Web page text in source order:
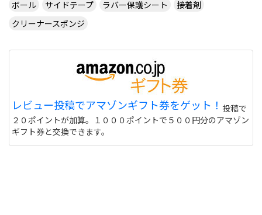
CUSTOM TABLE TENNIS というサイトでラバーを
http://www.customtabletennis.co.uk/ですが この
サイトは日本からでも購入できますか？ また個人
情報は英語で入力する必要があるのでしょうか？
偽物うってるとこもあるので 海外のサイトって注意
しないと危ない 個人輸入とかしてオクで偽物うって
る人もいるけど
サイトを見る
ボール
サイドテープ ラバー保護シート
接着剤
クリーナースポンジ
レビュー投稿でアマゾンギフト券をゲット！ 投稿で
２０ポイントが加算。１０００ポイントで５００円分のアマゾン
ギフト券と交換できます。